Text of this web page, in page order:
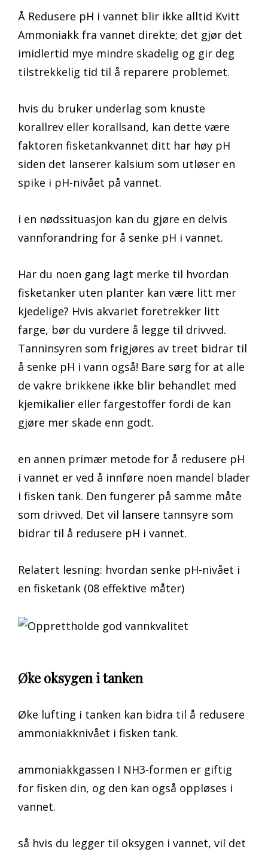
Å Redusere pH i vannet blir ikke alltid Kvitt
Ammoniakk fra vannet direkte; det gjør det
imidlertid mye mindre skadelig og gir deg
tilstrekkelig tid til å reparere problemet.
hvis du bruker underlag som knuste
korallrev eller korallsand, kan dette være
faktoren fisketankvannet ditt har høy pH
siden det lanserer kalsium som utløser en
spike i pH-nivået på vannet.
i en nødssituasjon kan du gjøre en delvis
vannforandring for å senke pH i vannet.
Har du noen gang lagt merke til hvordan
fisketanker uten planter kan være litt mer
kjedelige? Hvis akvariet foretrekker litt
farge, bør du vurdere å legge til drivved.
Tanninsyren som frigjøres av treet bidrar til
å senke pH i vann også! Bare sørg for at alle
de vakre brikkene ikke blir behandlet med
kjemikalier eller fargestoffer fordi de kan
gjøre mer skade enn godt.
en annen primær metode for å redusere pH
i vannet er ved å innføre noen mandel blader
i fisken tank. Den fungerer på samme måte
som drivved. Det vil lansere tannsyre som
bidrar til å redusere pH i vannet.
Relatert lesning: hvordan senke pH-nivået i
en fisketank (08 effektive måter)
Øke oksygen i tanken
Øke lufting i tanken kan bidra til å redusere
ammoniakknivået i fisken tank.
ammoniakkgassen I NH3-formen er giftig
for fisken din, og den kan også oppløses i
vannet.
så hvis du legger til oksygen i vannet, vil det